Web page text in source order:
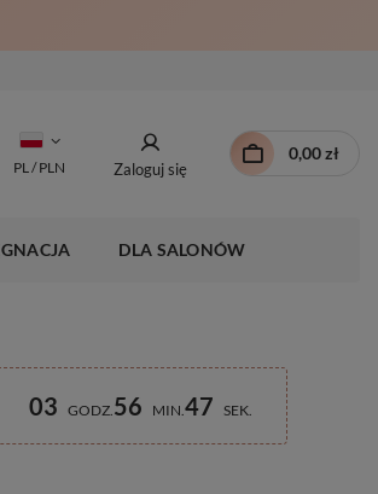
PL / PLN Zaloguj się
0,00 zł
DLA SALONÓW
03 GODZ 56 MIN 46 SEK